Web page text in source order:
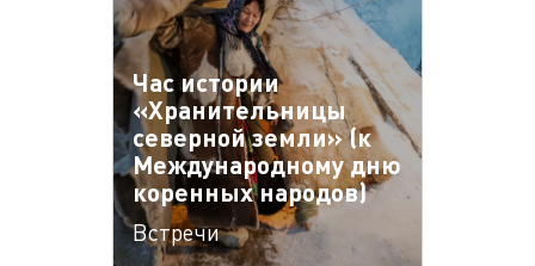
Час истории
«Хранительницы
северной земли» (к
Международному дню
коренных народов)
Встречи